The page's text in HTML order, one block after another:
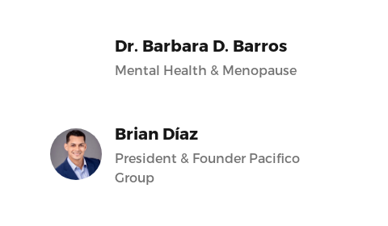
Dr. Barbara D. Barros
Mental Health & Menopause
Brian Díaz
President & Founder Pacifico
Group